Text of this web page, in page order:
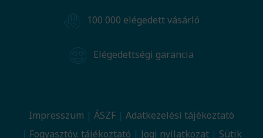
100 000 elégedett vásárló
Elégedettségi garancia
Impresszum ÁSZF
Adatkezelési tájékoztató
Fogyasztóv. tájékoztató
Jogi nyilatkozat Sütik